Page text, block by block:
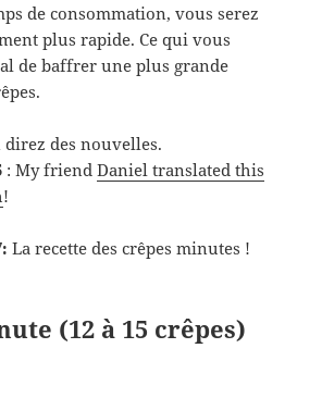
de consommation, vous serez
plus rapide. Ce qui vous
de baffrer une plus grande
direz des nouvelles.
: My friendDaniel translated this
!
La recette des crêpes minutes !
(12 à 15 crêpes)